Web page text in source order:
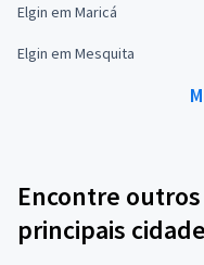
Elgin em Maricá
Elgin em Mesquita
Encontre
principais